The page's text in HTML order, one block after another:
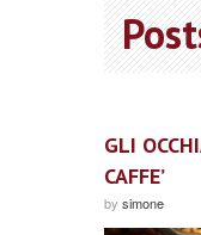
GLI
CAFFE’
by simone